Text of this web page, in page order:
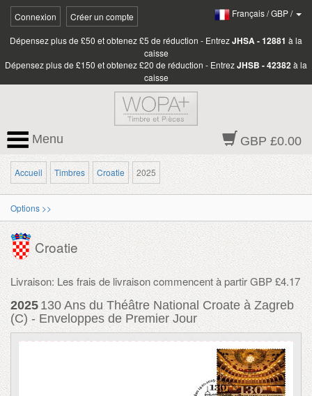
Connexion Créer un compte Français/GBP/
Dépensez plus de £50 et obtenez £5 de réduction - EntrezJHSA - 12881 à la
caisse
Dépensez plus de £150 et obtenez £20 de réduction - EntrezJHSB - 42382à la
caisse
GBP £0.00
Menu
Accueil Timbres Croatie 2025
Options >>
Croatie
Livraison: Les frais de livraison commencent à partir GBP £4.17
2025 130 Ans du Théâtre National Croate à Zagreb
(C) - Enveloppes de Premier Jour